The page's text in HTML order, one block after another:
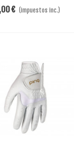
LADY ZURDA
€ (impuestos inc.)